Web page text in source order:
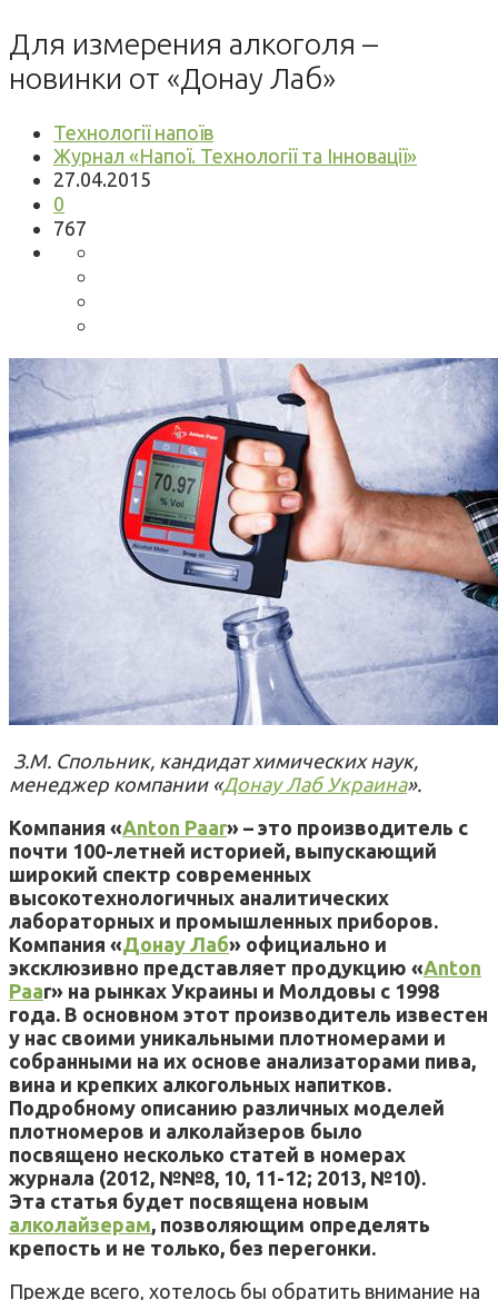
Для измерения алкоголя –
новинки от «Донау Лаб»
Технології напоїв
Журнал «Напої. Технології та Інновації»
27.04.2015
0
767
З.М. Спольник, кандидат химических наук,
менеджер компании «Донау Лаб Украина».
Компания «Anton Paar» – это производитель с
почти 100-летней историей, выпускающий
широкий спектр современных
высокотехнологичных аналитических
лабораторных и промышленных приборов.
Компания «Донау Лаб» официально и
эксклюзивно представляет продукцию «Anton
Paar» на рынках Украины и Молдовы с 1998
года. В основном этот производитель известен
у нас своими уникальными плотномерами и
собранными на их основе анализаторами пива,
вина и крепких алкогольных напитков.
Подробному описанию различных моделей
плотномеров и алколайзеров было
посвящено несколько статей в номерах
журнала (2012, №№8, 10, 11-12; 2013, №10).
Эта статья будет посвящена новым
алколайзерам, позволяющим определять
крепость и не только, без перегонки.
Прежде всего, хотелось бы обратить внимание на